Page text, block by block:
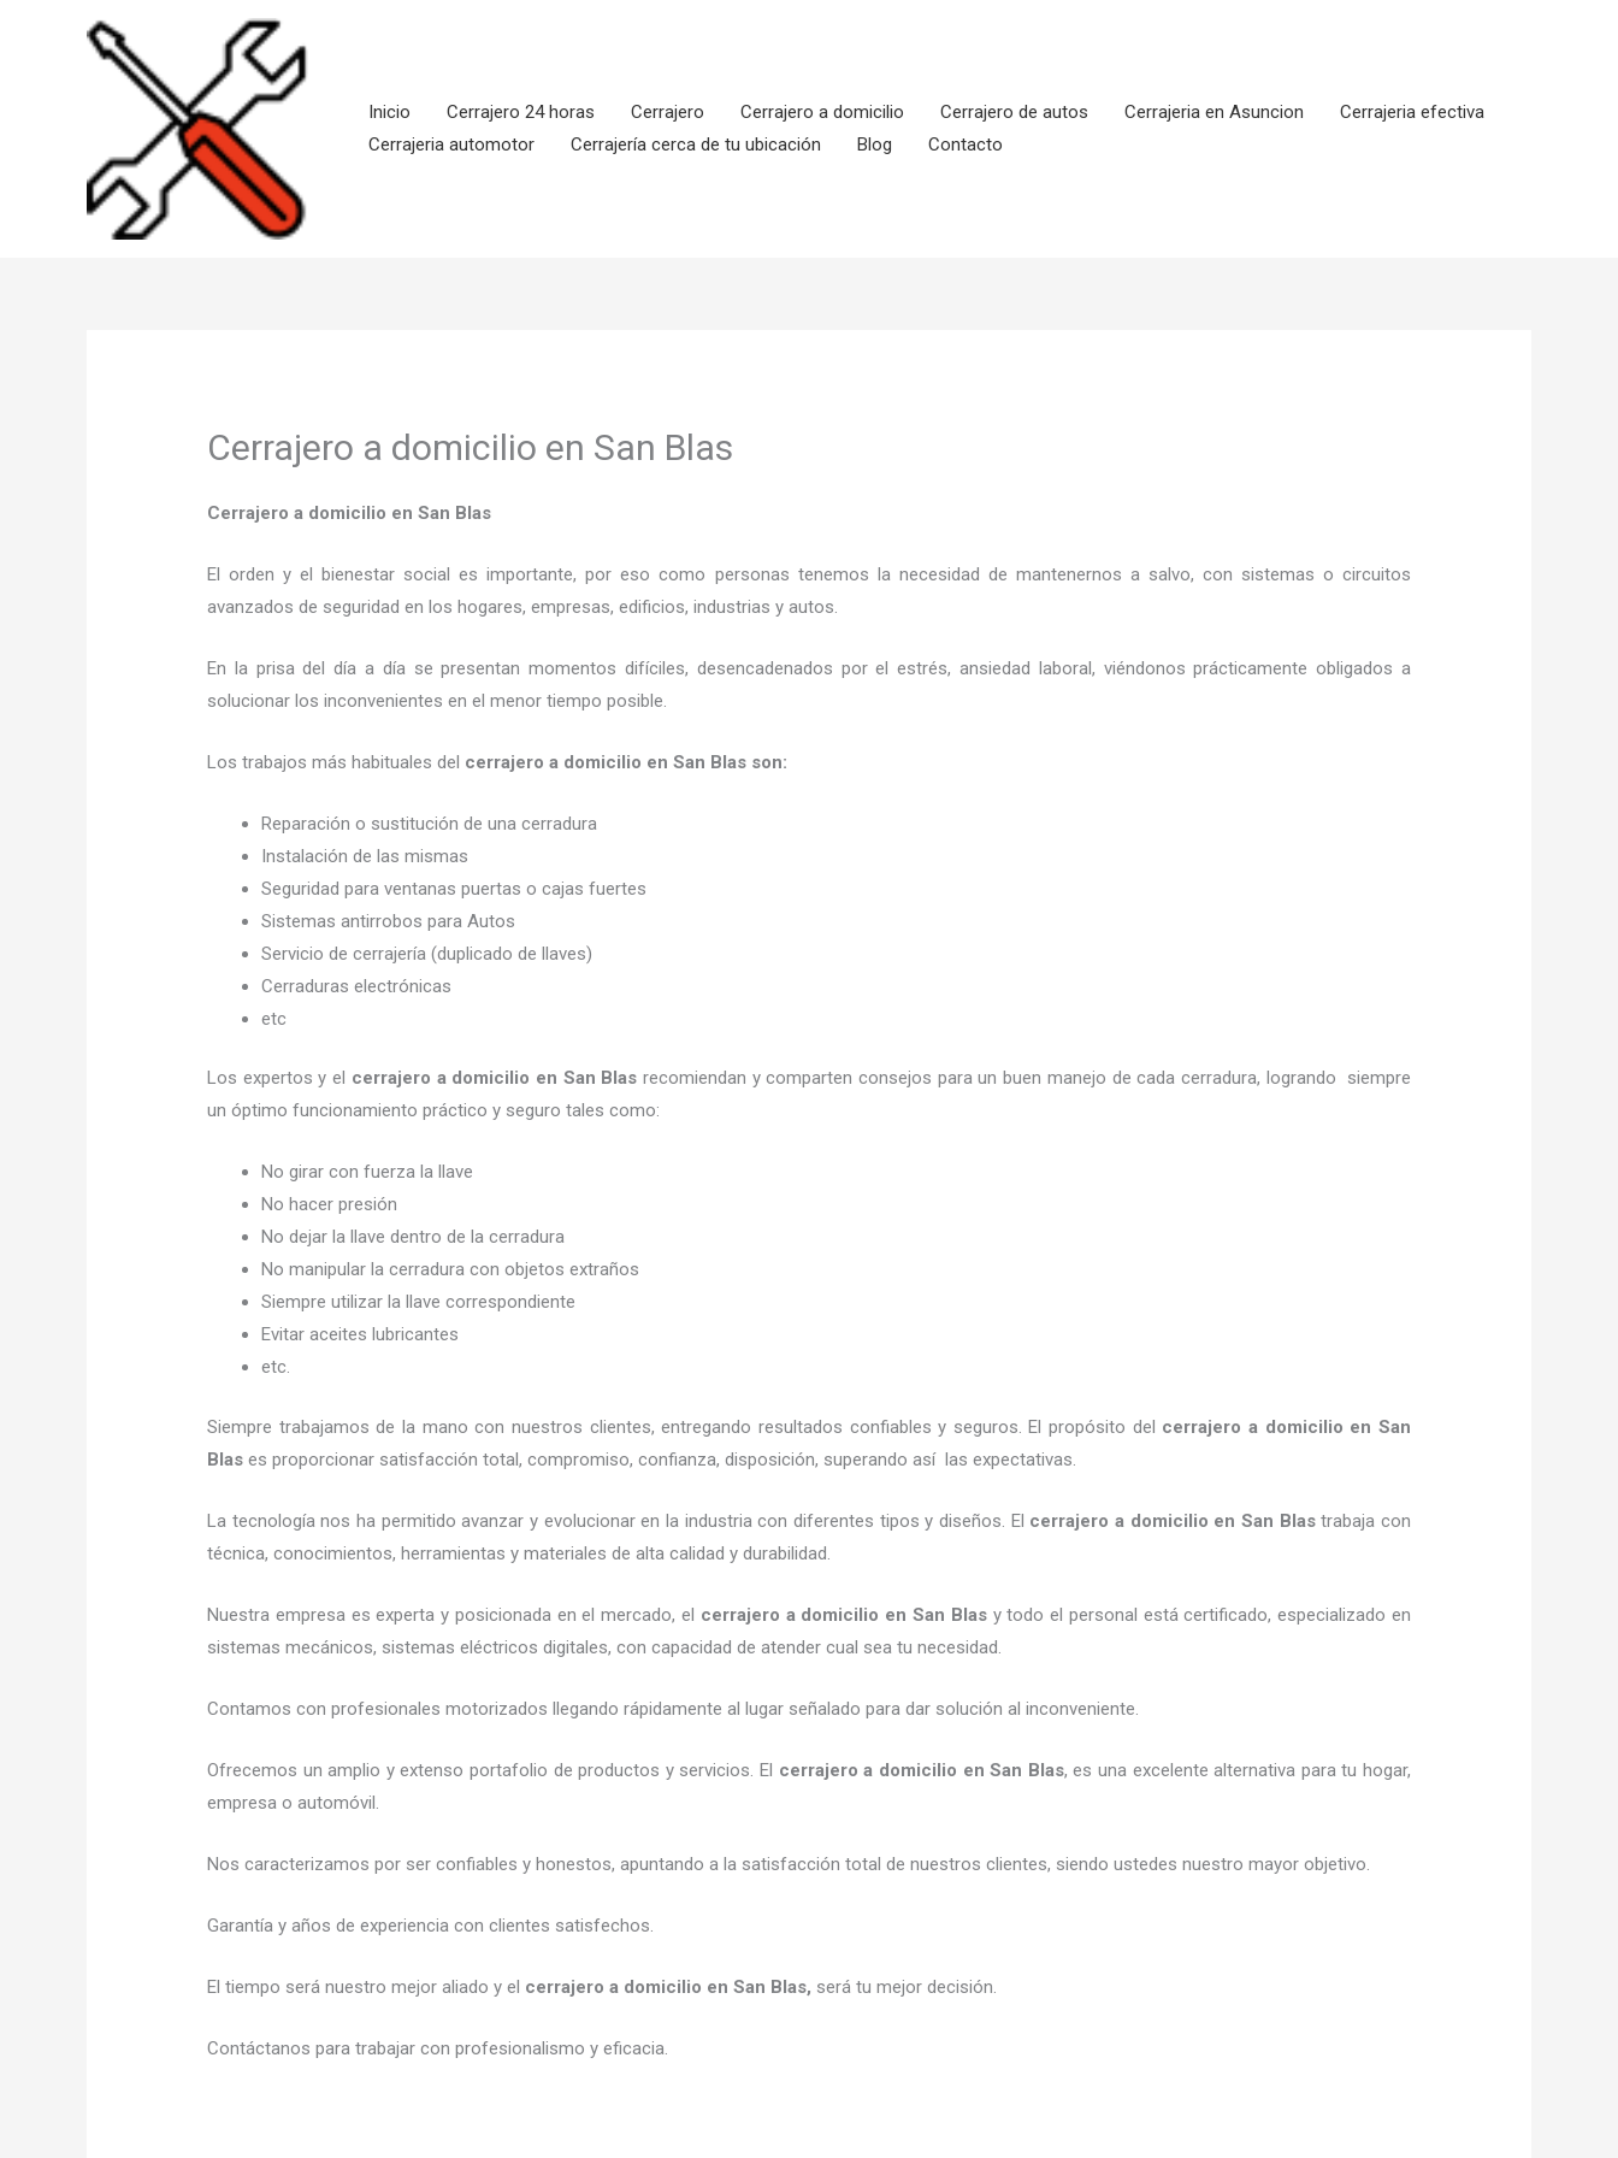
Inicio
Cerrajero 24 horas Cerrajero Cerrajero a domicilio Cerrajero de autos Cerrajeria en Asuncion
Cerrajeria efectiva
Cerrajeria automotor
Cerrajería cerca de tu ubicación Blog Contacto
Cerrajero a domicilio en San Blas
Cerrajero a domicilio en San Blas
El orden y el bienestar social es importante, por eso como personas tenemos la necesidad de mantenernos a salvo, con sistemas o circuitos
avanzados de seguridad en los hogares, empresas, edificios, industrias y autos.
En la prisa del día a día se presentan momentos difíciles, desencadenados por el estrés, ansiedad laboral, viéndonos prácticamente obligados a
solucionar los inconvenientes en el menor tiempo posible.
Los trabajos más habituales del cerrajero a domicilio en San Blas son:
Reparación o sustitución de una cerradura
Instalación de las mismas
Seguridad para ventanas puertas o cajas fuertes
Sistemas antirrobos para Autos
Servicio de cerrajería (duplicado de llaves)
Cerraduras electrónicas
etc
Los expertos y el cerrajero a domicilio en San Blas recomiendan y comparten consejos para un buen manejo de cada cerradura, logrando siempre
un óptimo funcionamiento práctico y seguro tales como:
No girar con fuerza la llave
No hacer presión
No dejar la llave dentro de la cerradura
No manipular la cerradura con objetos extraños
Siempre utilizar la llave correspondiente
Evitar aceites lubricantes
etc.
Siempre trabajamos de la mano con nuestros clientes, entregando resultados confiables y seguros. El propósito del cerrajero a domicilio en San
Blas es proporcionar satisfacción total, compromiso, confianza, disposición, superando así las expectativas.
La tecnología nos ha permitido avanzar y evolucionar en la industria con diferentes tipos y diseños. El cerrajero a domicilio en San Blastrabaja con
técnica, conocimientos, herramientas y materiales de alta calidad y durabilidad.
Nuestra empresa es experta y posicionada en el mercado, el cerrajero a domicilio en San Blasy todo el personal está certificado, especializado en
sistemas mecánicos, sistemas eléctricos digitales, con capacidad de atender cual sea tu necesidad.
Contamos con profesionales motorizados llegando rápidamente al lugar señalado para dar solución al inconveniente.
Ofrecemos un amplio y extenso portafolio de productos y servicios. El cerrajero a domicilio en San Blas, es una excelente alternativa para tu hogar,
empresa o automóvil.
Nos caracterizamos por ser confiables y honestos, apuntando a la satisfacción total de nuestros clientes, siendo ustedes nuestro mayor objetivo.
Garantía y años de experiencia con clientes satisfechos.
El tiempo será nuestro mejor aliado y el cerrajero a domicilio en San Blas, será tu mejor decisión.
Contáctanos para trabajar con profesionalismo y eficacia.